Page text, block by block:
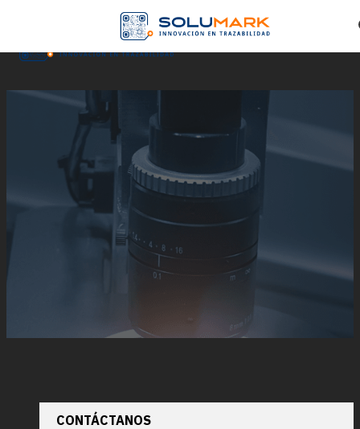
Skip to main content Skip to footer
CONTÁCTANOS